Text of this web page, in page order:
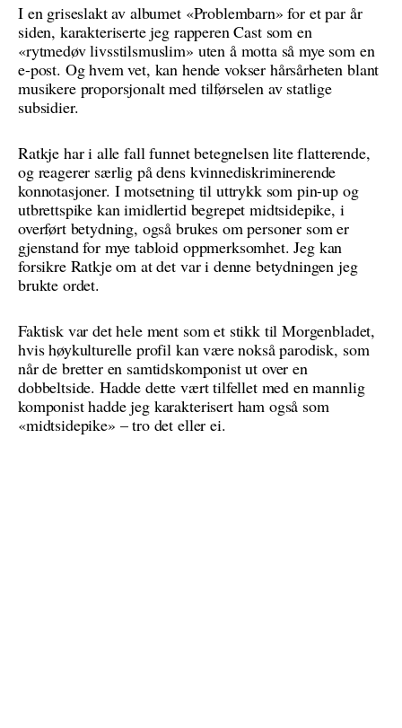
I en griseslakt av albumet «Problembarn» for et par år
siden, karakteriserte jeg rapperen Cast som en
«rytmedøv livsstilsmuslim» uten å motta så mye som en
e-post. Og hvem vet, kan hende vokser hårsårheten blant
musikere proporsjonalt med tilførselen av statlige
subsidier.
Ratkje har i alle fall funnet betegnelsen lite flatterende,
og reagerer særlig på dens kvinnediskriminerende
konnotasjoner. I motsetning til uttrykk som pin-up og
utbrettspike kan imidlertid begrepet midtsidepike, i
overført betydning, også brukes om personer som er
gjenstand for mye tabloid oppmerksomhet. Jeg kan
forsikre Ratkje om at det var i denne betydningen jeg
brukte ordet.
Faktisk var det hele ment som et stikk til Morgenbladet,
hvis høykulturelle profil kan være nokså parodisk, som
når de bretter en samtidskomponist ut over en
dobbeltside. Hadde dette vært tilfellet med en mannlig
komponist hadde jeg karakterisert ham også som
«midtsidepike» – tro det eller ei.